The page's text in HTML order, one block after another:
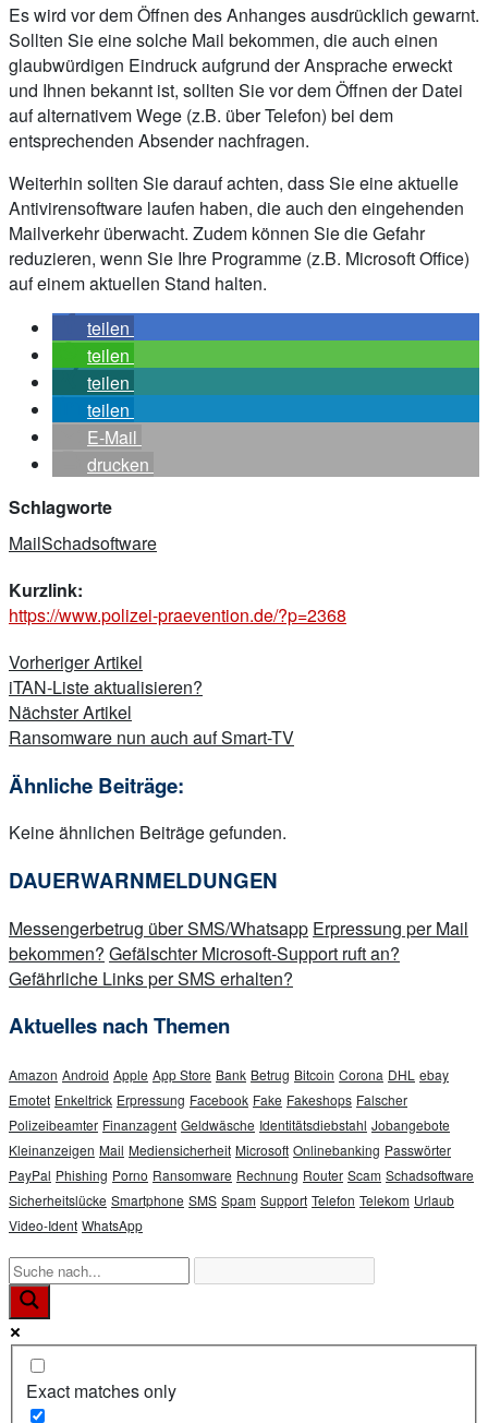
Es wird vor dem Öffnen des Anhanges ausdrücklich gewarnt.
Sollten Sie eine solche Mail bekommen, die auch einen
glaubwürdigen Eindruck aufgrund der Ansprache erweckt
und Ihnen bekannt ist, sollten Sie vor dem Öffnen der Datei
auf alternativem Wege (z.B. über Telefon) bei dem
entsprechenden Absender nachfragen.
Weiterhin sollten Sie darauf achten, dass Sie eine aktuelle
Antivirensoftware laufen haben, die auch den eingehenden
Mailverkehr überwacht. Zudem können Sie die Gefahr
reduzieren, wenn Sie Ihre Programme (z.B. Microsoft Office)
auf einem aktuellen Stand halten.
teilen
teilen
teilen
teilen
E-Mail
drucken
Schlagworte
MailSchadsoftware
Kurzlink:
https://www.polizei-praevention.de/?p=2368
Beitragsnavigation
Vorheriger Artikel
iTAN-Liste aktualisieren?
Nächster Artikel
Ransomware nun auch auf Smart-TV
Ähnliche Beiträge:
Keine ähnlichen Beiträge gefunden.
DAUERWARNMELDUNGEN
Messengerbetrug über SMS/Whatsapp Erpressung per Mail
bekommen? Gefälschter Microsoft-Support ruft an?
Gefährliche Links per SMS erhalten?
Aktuelles nach Themen
Amazon Android Apple App Store Bank Betrug Bitcoin Corona DHL ebay
Emotet Enkeltrick Erpressung Facebook Fake Fakeshops Falscher
Polizeibeamter Finanzagent Geldwäsche Identitätsdiebstahl Jobangebote
Kleinanzeigen Mail Mediensicherheit Microsoft Onlinebanking Passwörter
PayPal Phishing Porno Ransomware Rechnung Router Scam Schadsoftware
Sicherheitslücke Smartphone SMS Spam Support Telefon Telekom Urlaub
Video-Ident WhatsApp
Exact matches only